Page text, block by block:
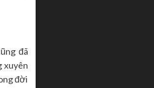
đã
xuyên
đời